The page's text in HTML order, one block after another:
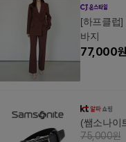
[하프클럽
바지
77,000원
(쌤소나이
75,000원